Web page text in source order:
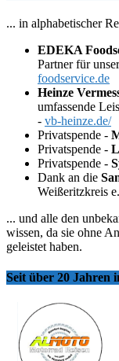
... in alphabetischer
EDEKA
Partner für
foodservice.de
Heinze
umfassende
- vb-heinze.de/
Privatspende -
Privatspende -
Privatspende -
Dank an die
Weißeritzkreis
... und alle den
wissen, da sie ohne
geleistet haben.
Seit über 20 Jahren